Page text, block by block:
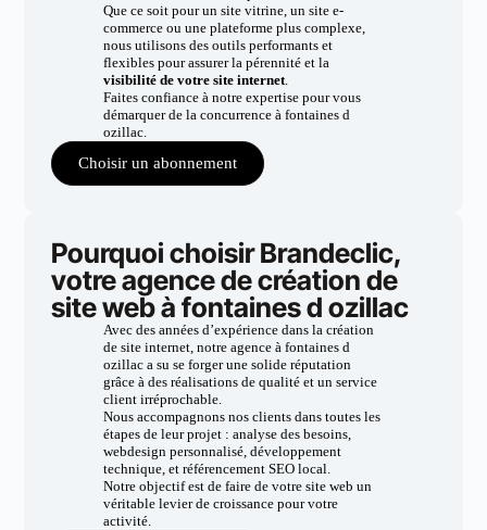
Que ce soit pour un site vitrine, un site e-
commerce ou une plateforme plus complexe,
nous utilisons des outils performants et
flexibles pour assurer la pérennité et la
visibilité de votre site internet.
Faites confiance à notre expertise pour vous
démarquer de la concurrence à fontaines d
ozillac.
Choisir un abonnement
Pourquoi choisir Brandeclic,
votre agence de création de
site web à fontaines d ozillac
Avec des années d’expérience dans la création
de site internet, notre agence à fontaines d
ozillac a su se forger une solide réputation
grâce à des réalisations de qualité et un service
client irréprochable.
Nous accompagnons nos clients dans toutes les
étapes de leur projet : analyse des besoins,
webdesign personnalisé, développement
technique, et référencement SEO local.
Notre objectif est de faire de votre site web un
véritable levier de croissance pour votre
activité.